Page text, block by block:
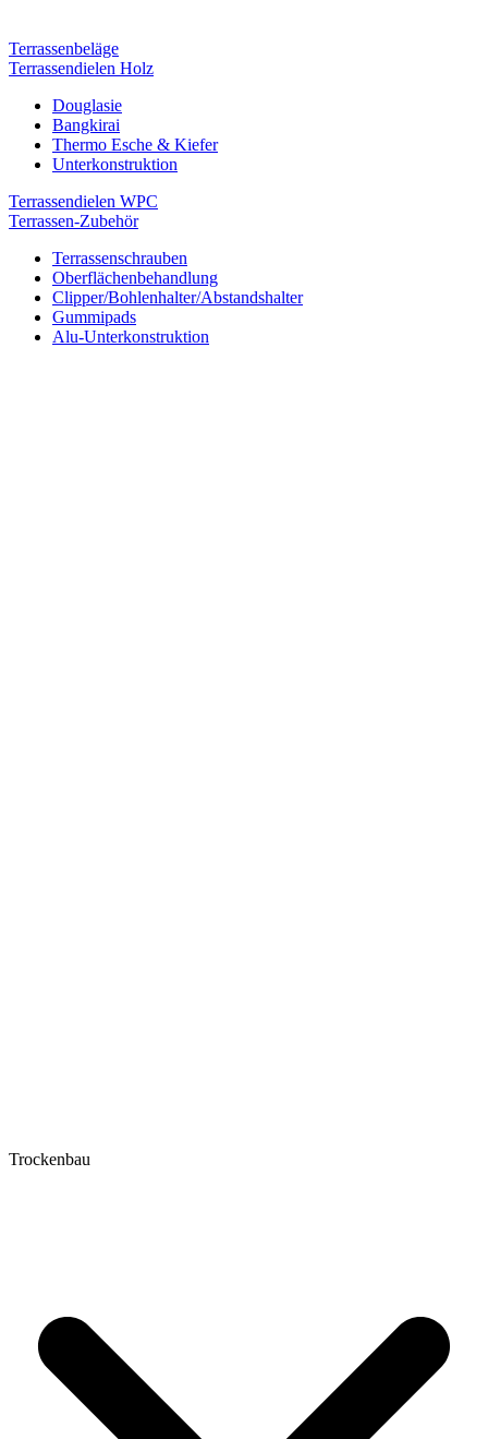
Terrassenbeläge
Terrassendielen Holz
Douglasie
Bangkirai
Thermo Esche & Kiefer
Unterkonstruktion
Terrassendielen WPC
Terrassen-Zubehör
Terrassenschrauben
Oberflächenbehandlung
Clipper/Bohlenhalter/Abstandshalter
Gummipads
Alu-Unterkonstruktion
Trockenbau